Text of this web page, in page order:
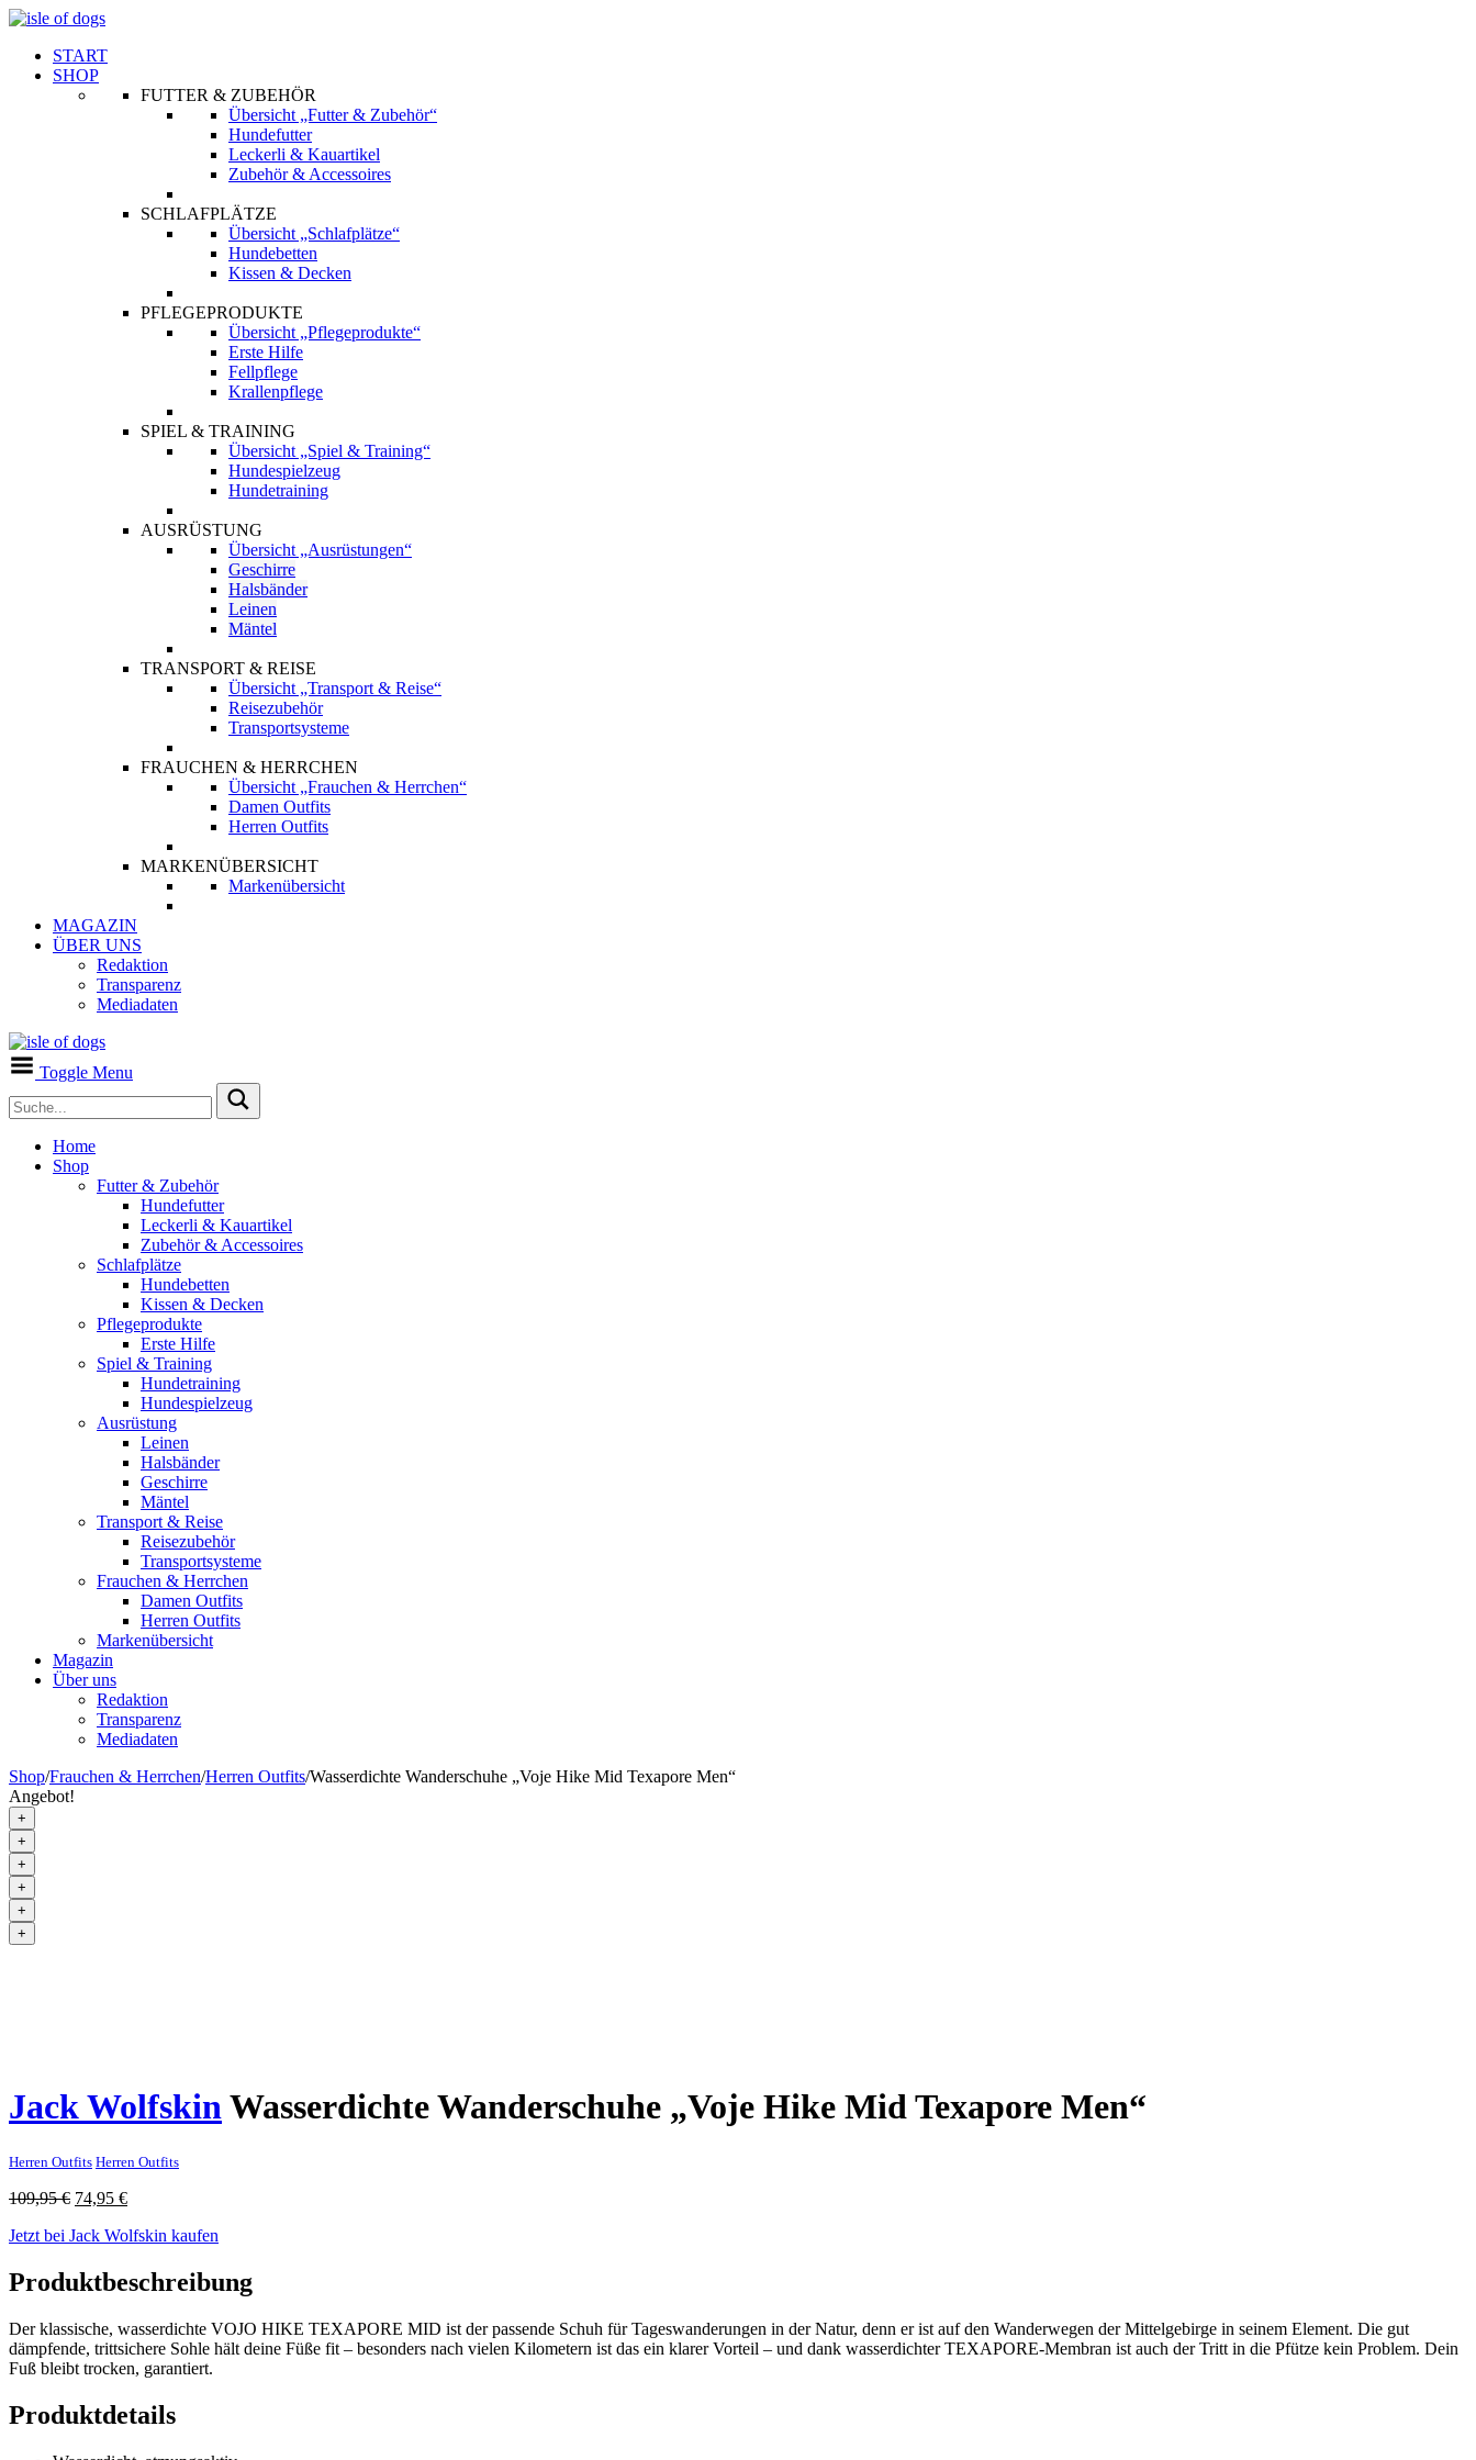
START
SHOP
FUTTER & ZUBEHÖR
Übersicht „Futter & Zubehör“
Hundefutter
Leckerli & Kauartikel
Zubehör & Accessoires
SCHLAFPLÄTZE
Übersicht „Schlafplätze“
Hundebetten
Kissen & Decken
PFLEGEPRODUKTE
Übersicht „Pflegeprodukte“
Erste Hilfe
Fellpflege
Krallenpflege
SPIEL & TRAINING
Übersicht „Spiel & Training“
Hundespielzeug
Hundetraining
AUSRÜSTUNG
Übersicht „Ausrüstungen“
Geschirre
Halsbänder
Leinen
Mäntel
TRANSPORT & REISE
Übersicht „Transport & Reise“
Reisezubehör
Transportsysteme
FRAUCHEN & HERRCHEN
Übersicht „Frauchen & Herrchen“
Damen Outfits
Herren Outfits
MARKENÜBERSICHT
Markenübersicht
MAGAZIN
ÜBER UNS
Redaktion
Transparenz
Mediadaten
Toggle Menu
Home
Shop
Futter & Zubehör
Hundefutter
Leckerli & Kauartikel
Zubehör & Accessoires
Schlafplätze
Hundebetten
Kissen & Decken
Pflegeprodukte
Erste Hilfe
Spiel & Training
Hundetraining
Hundespielzeug
Ausrüstung
Leinen
Halsbänder
Geschirre
Mäntel
Transport & Reise
Reisezubehör
Transportsysteme
Frauchen & Herrchen
Damen Outfits
Herren Outfits
Markenübersicht
Magazin
Über uns
Redaktion
Transparenz
Mediadaten
Shop/Frauchen & Herrchen/Herren Outfits/Wasserdichte Wanderschuhe „Voje Hike Mid Texapore Men“
Angebot!
+
+
+
+
+
+
Jack WolfskinWasserdichte Wanderschuhe „Voje Hike Mid Texapore Men“
Herren Outfits Herren Outfits
109,95€ Ursprünglicher
war:
74,95 €Aktueller
ist:
Jetzt bei Jack Wolfskin kaufen
Produktbeschreibung
Der klassische, wasserdichte VOJO HIKE TEXAPORE MID ist der passende Schuh für Tageswanderungen in der Natur, denn er ist auf den Wanderwegen der Mittelgebirge in seinem Element. Die gut
dämpfende, trittsichere Sohle hält deine Füße fit – besonders nach vielen Kilometern ist das ein klarer Vorteil – und dank wasserdichter TEXAPORE-Membran ist auch der Tritt in die Pfütze kein Problem. Dein
Fuß bleibt trocken, garantiert.
Produktdetails